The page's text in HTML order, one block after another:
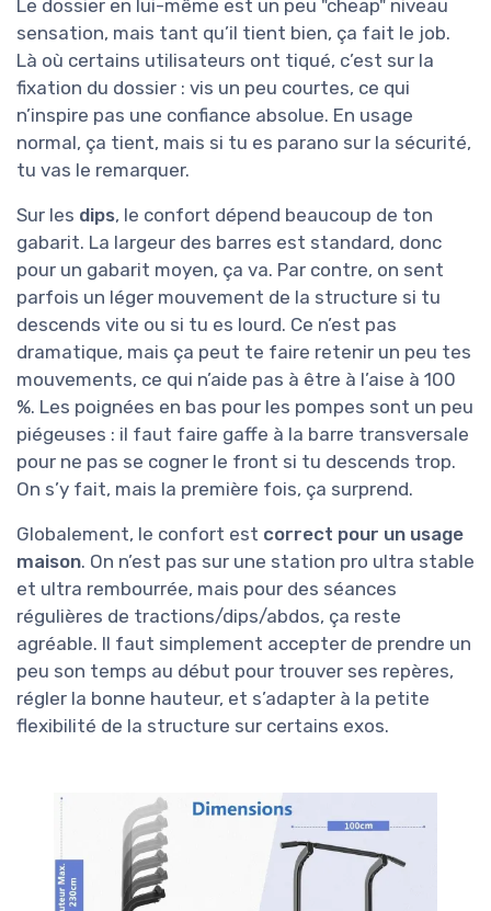
Le dossier en lui-même est un peu "cheap" niveau
sensation, mais tant qu’il tient bien, ça fait le job.
Là où certains utilisateurs ont tiqué, c’est sur la
fixation du dossier : vis un peu courtes, ce qui
n’inspire pas une confiance absolue. En usage
normal, ça tient, mais si tu es parano sur la sécurité,
tu vas le remarquer.
Sur les dips, le confort dépend beaucoup de ton
gabarit. La largeur des barres est standard, donc
pour un gabarit moyen, ça va. Par contre, on sent
parfois un léger mouvement de la structure si tu
descends vite ou si tu es lourd. Ce n’est pas
dramatique, mais ça peut te faire retenir un peu tes
mouvements, ce qui n’aide pas à être à l’aise à 100
%. Les poignées en bas pour les pompes sont un peu
piégeuses : il faut faire gaffe à la barre transversale
pour ne pas se cogner le front si tu descends trop.
On s’y fait, mais la première fois, ça surprend.
Globalement, le confort est correct pour un usage
maison. On n’est pas sur une station pro ultra stable
et ultra rembourrée, mais pour des séances
régulières de tractions/dips/abdos, ça reste
agréable. Il faut simplement accepter de prendre un
peu son temps au début pour trouver ses repères,
régler la bonne hauteur, et s’adapter à la petite
flexibilité de la structure sur certains exos.